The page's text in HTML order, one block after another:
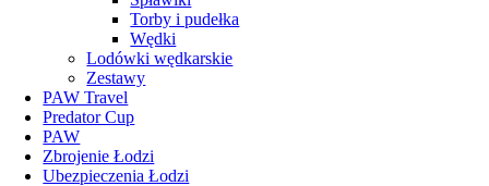
Torby i pudełka
Wędki
Lodówki wędkarskie
Zestawy
PAW Travel
Predator Cup
PAW
Zbrojenie Łodzi
Ubezpieczenia Łodzi